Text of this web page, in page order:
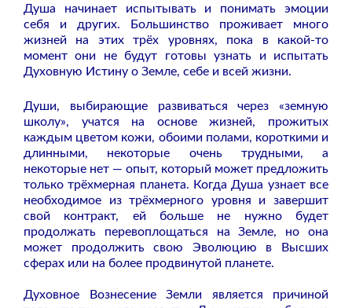
Душа начинает испытывать и понимать эмоции
себя и других. Большинство проживает много
жизней на этих трёх уровнях, пока в какой-то
момент они не будут готовы узнать и испытать
Духовную Истину о Земле, себе и всей жизни.
Души, выбирающие развиваться через «земную
школу», учатся на основе жизней, прожитых
каждым цветом кожи, обоими полами, короткими и
длинными, некоторые очень трудными, а
некоторые нет — опыт, который может предложить
только трёхмерная планета. Когда Душа узнает все
необходимое из трёхмерного уровня и завершит
свой контракт, ей больше не нужно будет
продолжать перевоплощаться на Земле, но она
может продолжить свою Эволюцию в Высших
сферах или на более продвинутой планете.
Духовное Вознесение Земли является причиной